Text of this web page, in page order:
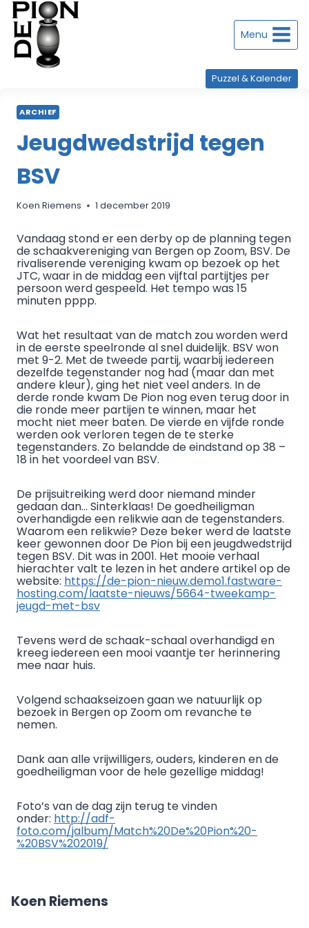
Doorgaan
naar
inhoud Menu
Puzzel & Kalender
ARCHIEF
Jeugdwedstrijd tegen
BSV
Koen Riemens 1 december 2019
Vandaag stond er een derby op de planning tegen
de schaakvereniging van Bergen op Zoom, BSV. De
rivaliserende vereniging kwam op bezoek op het
JTC, waar in de middag een vijftal partijtjes per
persoon werd gespeeld. Het tempo was 15
minuten pppp.
Wat het resultaat van de match zou worden werd
in de eerste speelronde al snel duidelijk. BSV won
met 9-2. Met de tweede partij, waarbij iedereen
dezelfde tegenstander nog had (maar dan met
andere kleur), ging het niet veel anders. In de
derde ronde kwam De Pion nog even terug door in
die ronde meer partijen te winnen, maar het
mocht niet meer baten. De vierde en vijfde ronde
werden ook verloren tegen de te sterke
tegenstanders. Zo belandde de eindstand op 38 –
18 in het voordeel van BSV.
De prijsuitreiking werd door niemand minder
gedaan dan… Sinterklaas! De goedheiligman
overhandigde een relikwie aan de tegenstanders.
Waarom een relikwie? Deze beker werd de laatste
keer gewonnen door De Pion bij een jeugdwedstrijd
tegen BSV. Dit was in 2001. Het mooie verhaal
hierachter valt te lezen in het andere artikel op de
website: https://de-pion-nieuw.demo1.fastware-
hosting.com/laatste-nieuws/5664-tweekamp-
jeugd-met-bsv
Tevens werd de schaak-schaal overhandigd en
kreeg iedereen een mooi vaantje ter herinnering
mee naar huis.
Volgend schaakseizoen gaan we natuurlijk op
bezoek in Bergen op Zoom om revanche te
nemen.
Dank aan alle vrijwilligers, ouders, kinderen en de
goedheiligman voor de hele gezellige middag!
Foto’s van de dag zijn terug te vinden
onder: http://adf-
foto.com/jalbum/Match%20De%20Pion%20-
%20BSV%202019/
Koen Riemens